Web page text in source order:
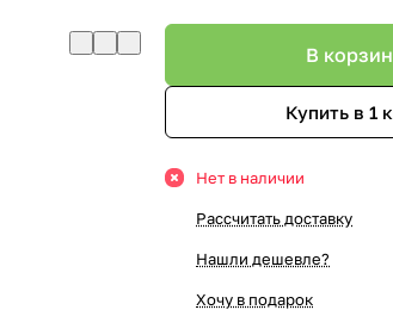
В
Купить в 1
Нет в наличии
Рассчитать доставку
Нашли дешевле?
Хочу в подарок